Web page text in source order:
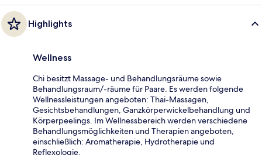
Highlights
Wellness
Chi besitzt Massage- und Behandlungsräume sowie
Behandlungsraum/-räume für Paare. Es werden folgende
Wellnessleistungen angeboten: Thai-Massagen,
Gesichtsbehandlungen, Ganzkörperwickelbehandlung und
Körperpeelings. Im Wellnessbereich werden verschiedene
Behandlungsmöglichkeiten und Therapien angeboten,
einschließlich: Aromatherapie, Hydrotherapie und
Reflexologie.